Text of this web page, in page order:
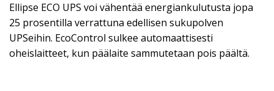
Ellipse ECO UPS voi vähentää energiankulutusta jopa
25 prosentilla verrattuna edellisen sukupolven
UPSeihin. EcoControl sulkee automaattisesti
oheislaitteet, kun päälaite sammutetaan pois päältä.